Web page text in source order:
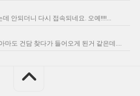
안되더니 다시 접속되네요. 오예!!!!...
마도 건담 찾다가 들어오게 된거 같은데....